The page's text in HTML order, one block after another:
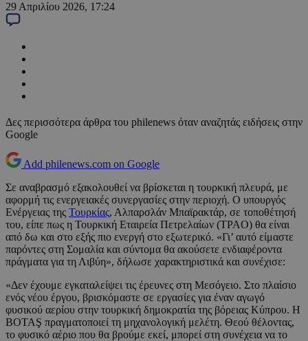
29 Απριλίου 2026, 17:24
Δες περισσότερα άρθρα του philenews όταν αναζητάς ειδήσεις στην
Google
Add philenews.com on Google
Σε αναβρασμό εξακολουθεί να βρίσκεται η τουρκική πλευρά, με
αφορμή τις ενεργειακές συνεργασίες στην περιοχή. Ο υπουργός
Ενέργειας της Τουρκίας, Αλπαρσλάν Μπαϊρακτάρ, σε τοποθέτησή
του, είπε πως η Τουρκική Εταιρεία Πετρελαίων (TPAO) θα είναι
από δω και στο εξής πιο ενεργή στο εξωτερικό. «Γι’ αυτό είμαστε
παρόντες στη Σομαλία και σύντομα θα ακούσετε ενδιαφέροντα
πράγματα για τη Λιβύη», δήλωσε χαρακτηριστικά και συνέχισε:
«Δεν έχουμε εγκαταλείψει τις έρευνες στη Μεσόγειο. Στο πλαίσιο
ενός νέου έργου, βρισκόμαστε σε εργασίες για έναν αγωγό
φυσικού αερίου στην τουρκική δημοκρατία της βόρειας Κύπρου. Η
BOTAŞ πραγματοποιεί τη μηχανολογική μελέτη. Θεού θέλοντας,
το φυσικό αέριο που θα βρούμε εκεί, μπορεί στη συνέχεια να το